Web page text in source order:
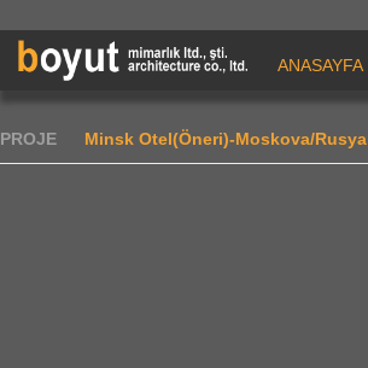
ANASAYFA
PROJE Minsk Otel(Öneri)-Moskova/Rusya